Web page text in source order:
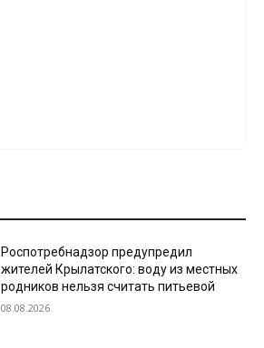
Роспотребнадзор предупредил
жителей Крылатского: воду из местных
родников нельзя считать питьевой
08.08.2026